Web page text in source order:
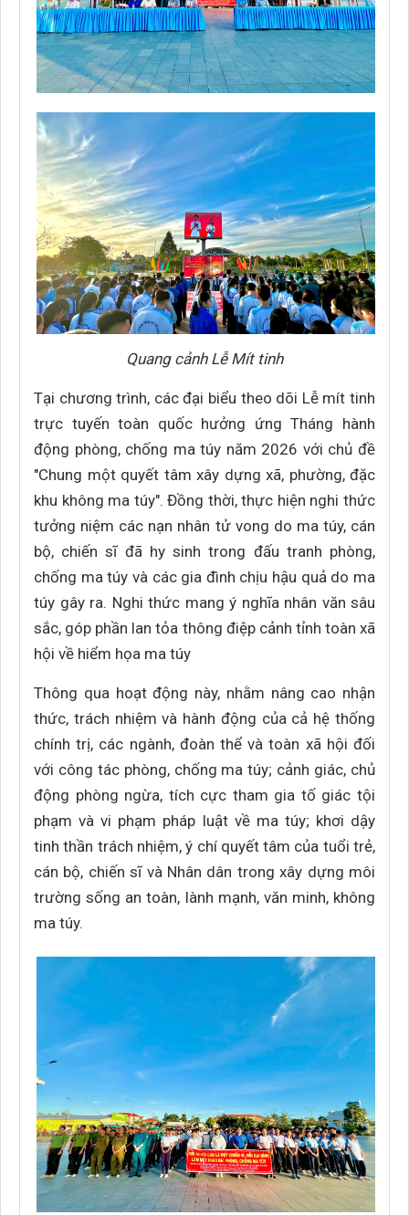
Quang cảnh Lễ Mít tinh
Tại chương trình, các đại biểu theo dõi Lễ mít tinh
trực tuyến toàn quốc hưởng ứng Tháng hành
động phòng, chống ma túy năm 2026 với chủ đề
"Chung một quyết tâm xây dựng xã, phường, đặc
khu không ma túy". Đồng thời, thực hiện nghi thức
tưởng niệm các nạn nhân tử vong do ma túy, cán
bộ, chiến sĩ đã hy sinh trong đấu tranh phòng,
chống ma túy và các gia đình chịu hậu quả do ma
túy gây ra. Nghi thức mang ý nghĩa nhân văn sâu
sắc, góp phần lan tỏa thông điệp cảnh tỉnh toàn xã
hội về hiểm họa ma túy
Thông qua hoạt động này, nhằm nâng cao nhận
thức, trách nhiệm và hành động của cả hệ thống
chính trị, các ngành, đoàn thể và toàn xã hội đối
với công tác phòng, chống ma túy; cảnh giác, chủ
động phòng ngừa, tích cực tham gia tố giác tội
phạm và vi phạm pháp luật về ma túy; khơi dậy
tinh thần trách nhiệm, ý chí quyết tâm của tuổi trẻ,
cán bộ, chiến sĩ và Nhân dân trong xây dựng môi
trường sống an toàn, lành mạnh, văn minh, không
ma túy.